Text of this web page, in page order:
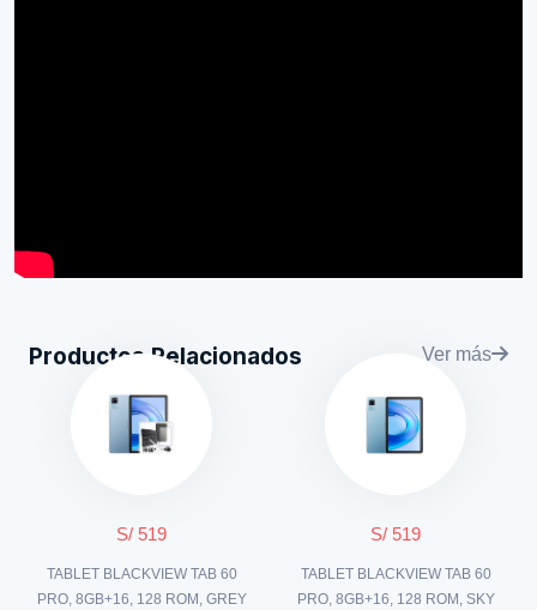
Productos Relacionados Ver más
S/ 519
TABLET BLACKVIEW TAB 60
PRO, 8GB+16, 128 ROM, GREY
S/ 519
TABLET BLACKVIEW TAB 60
PRO, 8GB+16, 128 ROM, SKY